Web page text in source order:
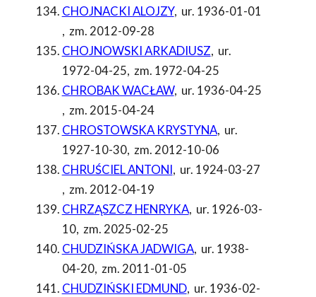
CHOJNACKI ALOJZY, ur. 1936-01-01
, zm. 2012-09-28
CHOJNOWSKI ARKADIUSZ, ur.
1972-04-25, zm. 1972-04-25
CHROBAK WACŁAW, ur. 1936-04-25
, zm. 2015-04-24
CHROSTOWSKA KRYSTYNA, ur.
1927-10-30, zm. 2012-10-06
CHRUŚCIEL ANTONI, ur. 1924-03-27
, zm. 2012-04-19
CHRZĄSZCZ HENRYKA, ur. 1926-03-
10, zm. 2025-02-25
CHUDZIŃSKA JADWIGA, ur. 1938-
04-20, zm. 2011-01-05
CHUDZIŃSKI EDMUND, ur. 1936-02-